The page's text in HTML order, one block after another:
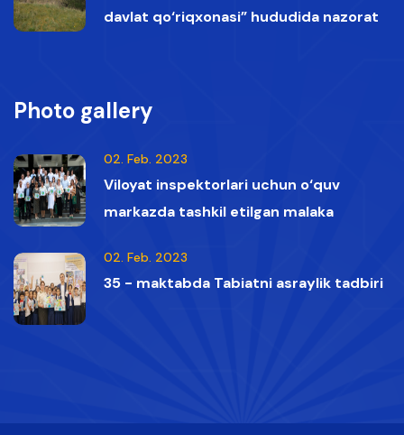
davlat qo‘riqxonasi” hududida nazorat
Photo gallery
02. Feb. 2023
Viloyat inspektorlari uchun o‘quv
markazda tashkil etilgan malaka
02. Feb. 2023
35 - maktabda Tabiatni asraylik tadbiri